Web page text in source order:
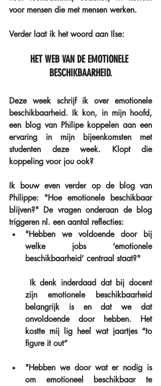
voor mensen die met mensen werken.
Verder laat ik het woord aan Ilse:
HET WEB VAN DE EMOTIONELE
BESCHIKBAARHEID.
Deze week schrijf ik over emotionele
beschikbaarheid. Ik kon, in mijn hoofd,
een blog van Philipe koppelen aan een
ervaring in mijn bijeenkomsten met
studenten deze week. Klopt die
koppeling voor jou ook?
Ik bouw even verder op de blog van
Philippe: "Hoe emotionele beschikbaar
blijven?" De vragen onderaan de blog
triggeren nl. een aantal reflecties:
"Hebben we voldoende door bij
welke jobs ‘emotionele
beschikbaarheid’ centraal staat?"
zijn emotionele beschikbaarheid
belangrijk is en dat we dat
onvoldoende door hebben. Het
kostte mij lig heel wat jaartjes “to
figure it out”
"Hebben we door wat er nodig is
om emotioneel beschikbaar te